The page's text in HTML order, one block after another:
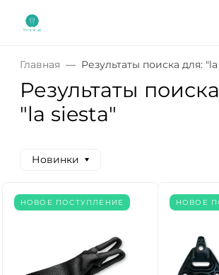
Главная Результаты поиска для:
Результаты
"la siesta"
Новинки
НОВОЕ ПОСТУПЛЕНИЕ НОВОЕ